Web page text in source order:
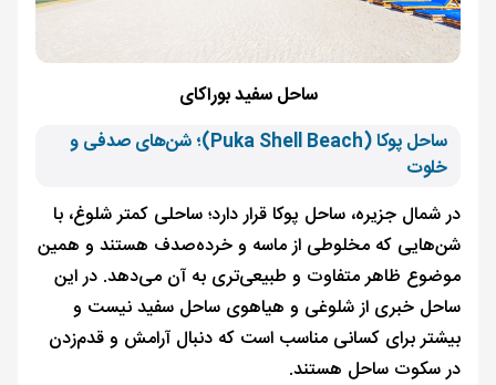
ساحل سفید بوراکای
ساحل پوکا (Puka Shell Beach)؛ شن‌های صدفی و
خلوت
در شمال جزیره، ساحل پوکا قرار دارد؛ ساحلی کمتر شلوغ، با
شن‌هایی که مخلوطی از ماسه و خرده‌صدف هستند و همین
موضوع ظاهر متفاوت و طبیعی‌تری به آن می‌دهد. در این
ساحل خبری از شلوغی و هیاهوی ساحل سفید نیست و
بیشتر برای کسانی مناسب است که دنبال آرامش و قدم‌زدن
در سکوت ساحل هستند.